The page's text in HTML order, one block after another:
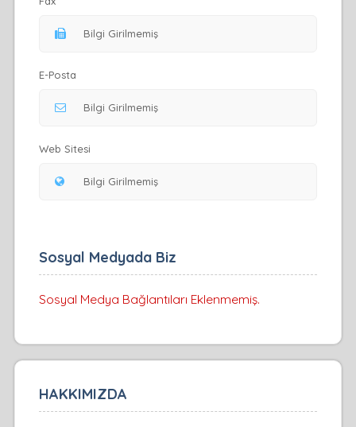
E-Posta
Web Sitesi
Sosyal Medyada Biz
Sosyal Medya Bağlantıları Eklenmemiş.
HAKKIMIZDA